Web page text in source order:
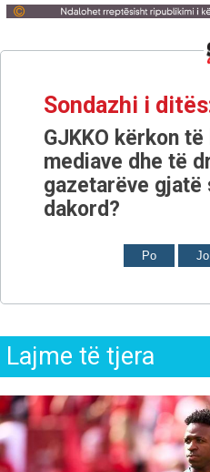
Sondazhi i
GJKKO kërkon
mediave dhe të
gazetarëve gjatë
dakord?
Po Jo
Lajme të tjera